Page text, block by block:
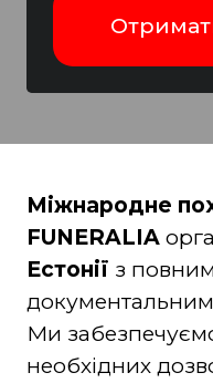
Міжнародне
FUNERALIA
Естонії з
Ми
необхідних